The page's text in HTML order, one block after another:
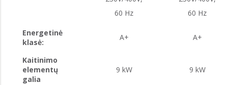
60 Hz
60 Hz
Energetinė
klasė:
A+ A+
Kaitinimo
elementų
galia
9 kW 9 kW